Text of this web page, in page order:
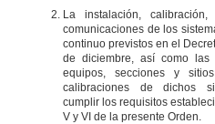
La instalación, calibración,
comunicaciones de los
continuo previstos en el
de diciembre, así como las
equipos, secciones y
calibraciones de dichos
cumplir los requisitos
V y VI de la presente Orden.